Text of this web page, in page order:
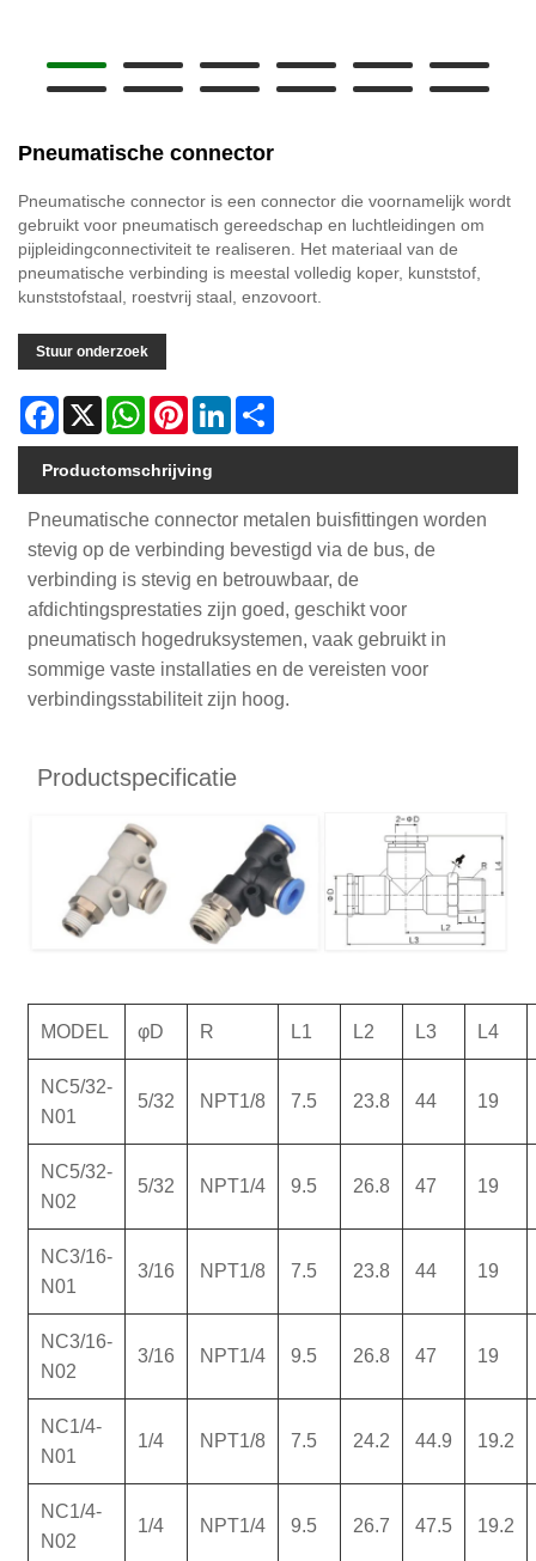
Pneumatische connector
Pneumatische connector is een connector die voornamelijk wordt
gebruikt voor pneumatisch gereedschap en luchtleidingen om
pijpleidingconnectiviteit te realiseren. Het materiaal van de
pneumatische verbinding is meestal volledig koper, kunststof,
kunststofstaal, roestvrij staal, enzovoort.
Stuur onderzoek
Facebook
X WhatsAppPinterestLinkedIn
Productomschrijving
Pneumatische connector metalen buisfittingen worden
stevig op de verbinding bevestigd via de bus, de
verbinding is stevig en betrouwbaar, de
afdichtingsprestaties zijn goed, geschikt voor
pneumatisch hogedruksystemen, vaak gebruikt in
sommige vaste installaties en de vereisten voor
verbindingsstabiliteit zijn hoog.
Productspecificatie
MODEL φD R L1 L2 L3 L4
NC5/32-
N01
5/32 NPT1/8 7.5 23.8 44 19
NC5/32-
N02
5/32 NPT1/4 9.5 26.8 47 19
NC3/16-
N01
3/16 NPT1/8 7.5 23.8 44 19
NC3/16-
N02
3/16 NPT1/4 9.5 26.8 47 19
NC1/4-
N01
1/4 NPT1/8 7.5 24.2 44.9 19.2
NC1/4-
N02
1/4 NPT1/4 9.5 26.7 47.5 19.2